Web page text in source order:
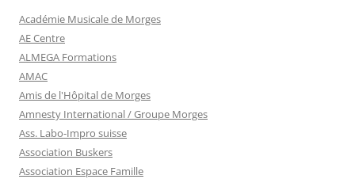
Académie Musicale de Morges
AE Centre
ALMEGA Formations
AMAC
Amis de l'Hôpital de Morges
Amnesty International / Groupe Morges
Ass. Labo-Impro suisse
Association Buskers
Association Espace Famille